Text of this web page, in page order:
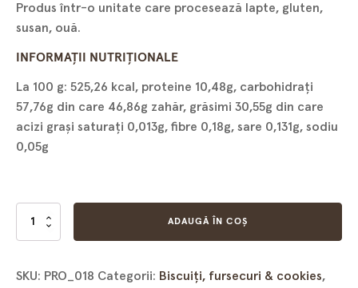
Produs într-o unitate care procesează lapte, gluten,
susan, ouă.
INFORMAȚII NUTRIȚIONALE
La 100 g: 525,26 kcal, proteine 10,48g, carbohidrați
57,76g din care 46,86g zahăr, grăsimi 30,55g din care
acizi grași saturați 0,013g, fibre 0,18g, sare 0,131g, sodiu
0,05g
Cantitate
ADAUGĂ ÎN COȘ
SKU: PRO_018 Categorii: Biscuiți, fursecuri & cookies,